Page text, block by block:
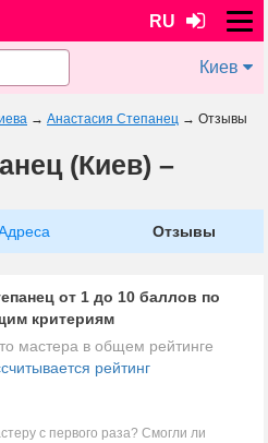
RU
Киев
→ Анастасия Степанец → Отзывы
(Киев) –
Отзывы
от 1 до 10 баллов по
критериям
мастера в общем рейтинге
рейтинг
с первого раза? Смогли ли